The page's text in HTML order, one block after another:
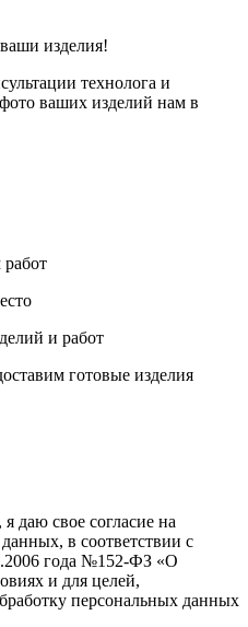
изделия!
технолога и
ваших изделий нам в
работ
и работ
готовые изделия
даю свое согласие на
в соответствии с
года №152-ФЗ «О
и для целей,
персональных данных